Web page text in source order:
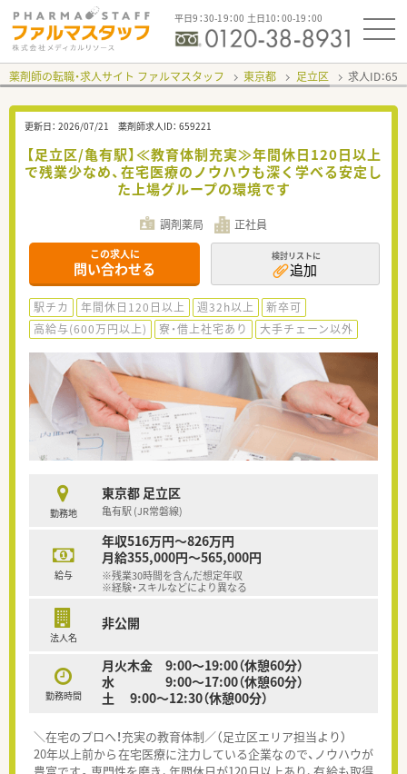
平日9：30-19：00 土日10：00-19：00
薬剤師の転職・求人サイト ファルマスタッフ 東京都 足立区 求人ID：
更新日： 2026/07/21 薬剤師求人ID： 659221
【足立区/亀有駅】≪教育体制充実≫年間休日120日以上
で残業少なめ、在宅医療のノウハウも深く学べる安定し
た上場グループの環境です
調剤薬局 正社員
この求人に
問い合わせる
検討リストに
追加
駅チカ 年間休日120日以上 週32h以上
新卒可
高給与(600万円以上)
寮・借上社宅あり 大手チェーン以外
勤務地
東京都 足立区
亀有駅 (JR常磐線)
給与
年収516万円～826万円
月給355,000円～565,000円
※残業30時間を含んだ想定年収
※経験・スキルなどにより異なる
法人名
非公開
勤務時間
月火木金 9:00～19:00（休憩60分）
水 9:00～17:00（休憩60分）
土 9:00～12:30（休憩00分）
＼在宅のプロへ！充実の教育体制／（足立区エリア担当より）
20年以上前から在宅医療に注力している企業なので、ノウハウが